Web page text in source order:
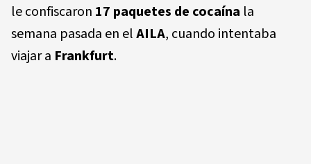
le confiscaron 17 paquetes de cocaína la
semana pasada en elAILA, cuando intentaba
viajar a Frankfurt.